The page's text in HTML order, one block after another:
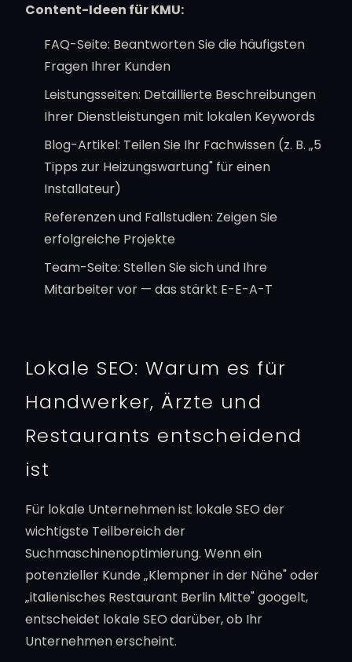
Content-Ideen für KMU:
FAQ-Seite: Beantworten Sie die häufigsten
Fragen Ihrer Kunden
Leistungsseiten: Detaillierte Beschreibungen
Ihrer Dienstleistungen mit lokalen Keywords
Blog-Artikel: Teilen Sie Ihr Fachwissen (z. B. „5
Tipps zur Heizungswartung" für einen
Installateur)
Referenzen und Fallstudien: Zeigen Sie
erfolgreiche Projekte
Team-Seite: Stellen Sie sich und Ihre
Mitarbeiter vor — das stärkt E-E-A-T
Lokale SEO: Warum es für
Handwerker, Ärzte und
Restaurants entscheidend
ist
Für lokale Unternehmen ist lokale SEO der
wichtigste Teilbereich der
Suchmaschinenoptimierung. Wenn ein
potenzieller Kunde „Klempner in der Nähe" oder
„italienisches Restaurant Berlin Mitte" googelt,
entscheidet lokale SEO darüber, ob Ihr
Unternehmen erscheint.